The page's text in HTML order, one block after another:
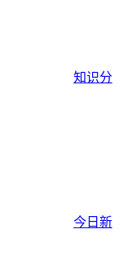
知识分
今日新